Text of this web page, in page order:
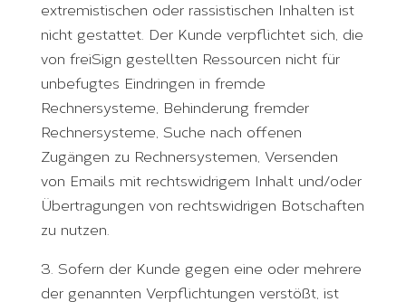
extremistischen oder rassistischen Inhalten ist
nicht gestattet. Der Kunde verpflichtet sich, die
von freiSign gestellten Ressourcen nicht für
unbefugtes Eindringen in fremde
Rechnersysteme, Behinderung fremder
Rechnersysteme, Suche nach offenen
Zugängen zu Rechnersystemen, Versenden
von Emails mit rechtswidrigem Inhalt und/oder
Übertragungen von rechtswidrigen Botschaften
zu nutzen.
3. Sofern der Kunde gegen eine oder mehrere
der genannten Verpflichtungen verstößt, ist